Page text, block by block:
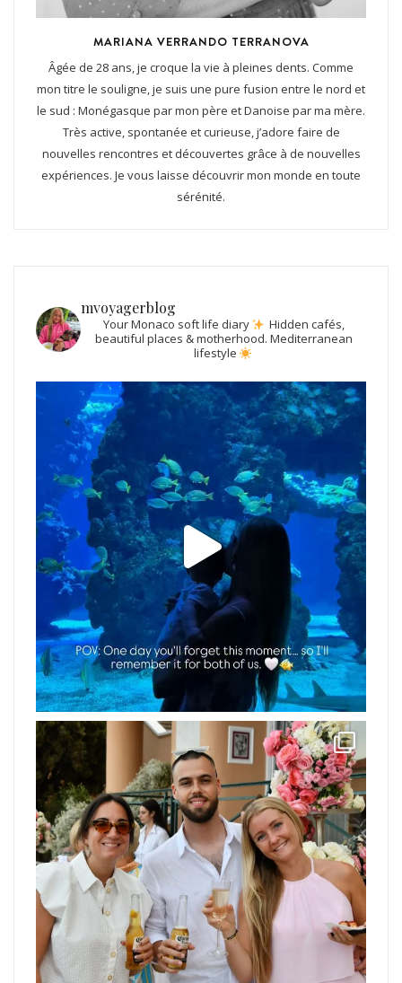
MARIANA VERRANDO TERRANOVA
Âgée de 28 ans, je croque la vie à pleines dents. Comme
mon titre le souligne, je suis une pure fusion entre le nord et
le sud : Monégasque par mon père et Danoise par ma mère.
Très active, spontanée et curieuse, j’adore faire de
nouvelles rencontres et découvertes grâce à de nouvelles
expériences. Je vous laisse découvrir mon monde en toute
sérénité.
mvoyagerblog
Your Monaco soft life diary
Hidden cafés,
beautiful places & motherhood. Mediterranean
lifestyle